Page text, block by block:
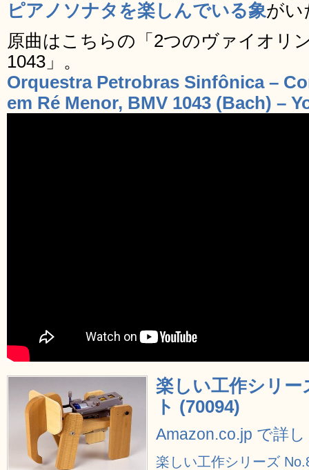
ピアノソナタを楽しんでいる象がい
原曲はこちらの「2つのヴァイオリ
1043」。
Orquestra Petrobras Sinfônica –
em Ré Menor, BMV 1043 (Bach) –
楽しい工作シリー
ト (70094)
Amazon.co.jp で詳
楽しい工作シリーズ